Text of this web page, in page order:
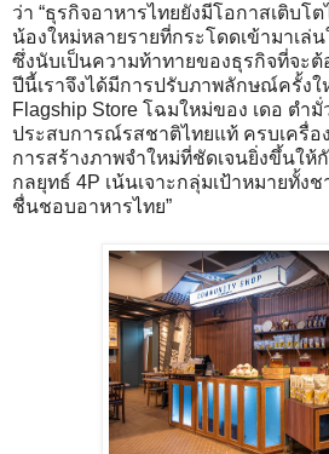
ว่า “ธุรกิจอาหารไทยยังมีโอกาสเติบโ
น้องใหม่หลายรายที่กระโดดเข้ามาเล่
ซึ่งนับเป็นความท้าทายของธุรกิจที่จะต้
ปีนี้เราจึงได้มีการปรับภาพลักษณ์ครั้งใ
Flagship Store โฉมใหม่ของ เดอ ตำ
ประสบการณ์รสชาติไทยแท้ ครบเครื่อ
การสร้างภาพจำใหม่ที่ชัดเจนยิ่งขึ้นให้
กลยุทธ์ 4P เน้นเจาะกลุ่มเป้าหมายทั้ง
ชื่นชอบอาหารไทย”